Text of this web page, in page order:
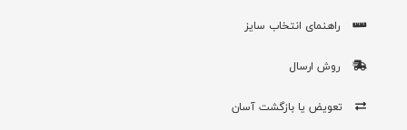
راهنمای انتخاب سایز
روش ارسال
تعویض یا بازگشت آسان